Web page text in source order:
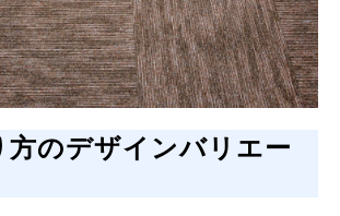
方のデザインバリエー